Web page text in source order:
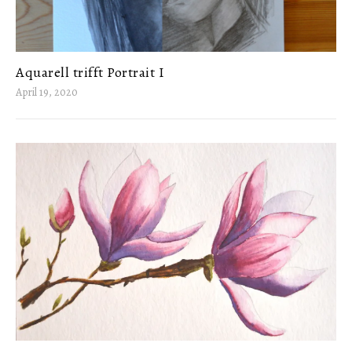
Aquarell trifft Portrait I
April 19, 2020